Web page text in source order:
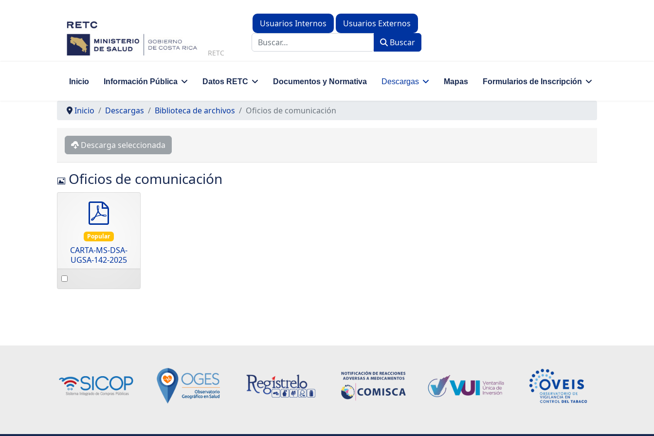
RETC
Usuarios Internos Usuarios Externos
Buscar Buscar
Inicio Información Pública Datos RETC Documentos y Normativa Descargas Mapas Formularios de Inscripción
Inicio Descargas Biblioteca de archivos Oficios de comunicación
Descarga seleccionada
Imagen
Oficios de comunicación
Popular
CARTA-MS-DSA-
UGSA-142-2025
Select
an